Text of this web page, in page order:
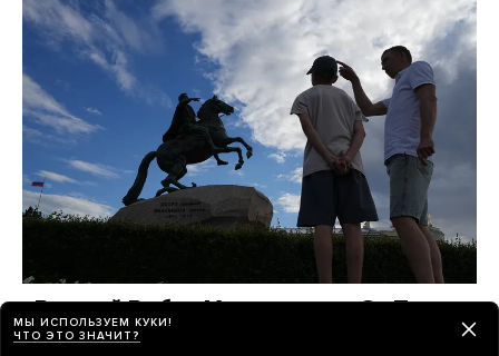
«Виталий Выбор Миллионов», «За Питер»,
«Транспорт СПб» — так теперь
МЫ ИСПОЛЬЗУЕМ КУКИ!
ЧТО ЭТО ЗНАЧИТ?